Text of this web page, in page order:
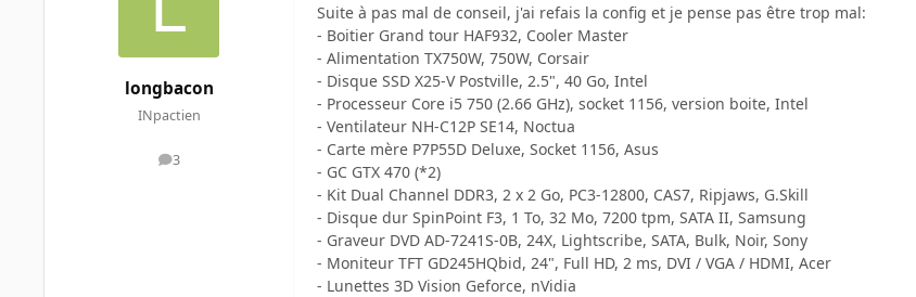
longbacon
INpactien
3
messages
Suite à pas mal de conseil, j'ai refais la config et je pense pas être trop mal:
- Boitier Grand tour HAF932, Cooler Master
- Alimentation TX750W, 750W, Corsair
- Disque SSD X25-V Postville, 2.5", 40 Go, Intel
- Processeur Core i5 750 (2.66 GHz), socket 1156, version boite, Intel
- Ventilateur NH-C12P SE14, Noctua
- Carte mère P7P55D Deluxe, Socket 1156, Asus
- GC GTX 470 (*2)
- Kit Dual Channel DDR3, 2 x 2 Go, PC3-12800, CAS7, Ripjaws, G.Skill
- Disque dur SpinPoint F3, 1 To, 32 Mo, 7200 tpm, SATA II, Samsung
- Graveur DVD AD-7241S-0B, 24X, Lightscribe, SATA, Bulk, Noir, Sony
- Moniteur TFT GD245HQbid, 24", Full HD, 2 ms, DVI / VGA / HDMI, Acer
- Lunettes 3D Vision Geforce, nVidia